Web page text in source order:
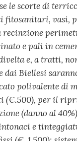
le scorte di
fitosanitari, vasi,
e pali in
e, a tratti,
dai Biellesi
polivalente di
(€.500), per il
(danno al
e